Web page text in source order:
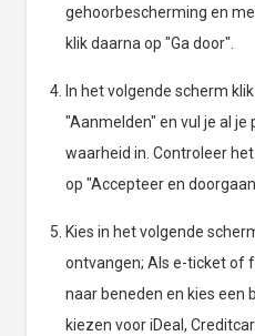
gehoorbescherming en
klik daarna op "Ga door".
In het volgende scherm
"Aanmelden" en vul je al
waarheid in. Controleer
op "Accepteer en
Kies in het volgende
ontvangen; Als e-ticket of
naar beneden en kies een
kiezen voor iDeal,